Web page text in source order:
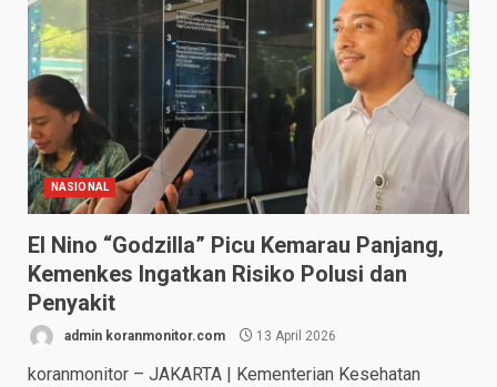
NASIONAL
El Nino “Godzilla” Picu Kemarau Panjang,
Kemenkes Ingatkan Risiko Polusi dan
Penyakit
admin koranmonitor.com 13 April 2026
koranmonitor – JAKARTA | Kementerian Kesehatan